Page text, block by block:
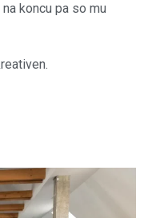
koncu pa so mu